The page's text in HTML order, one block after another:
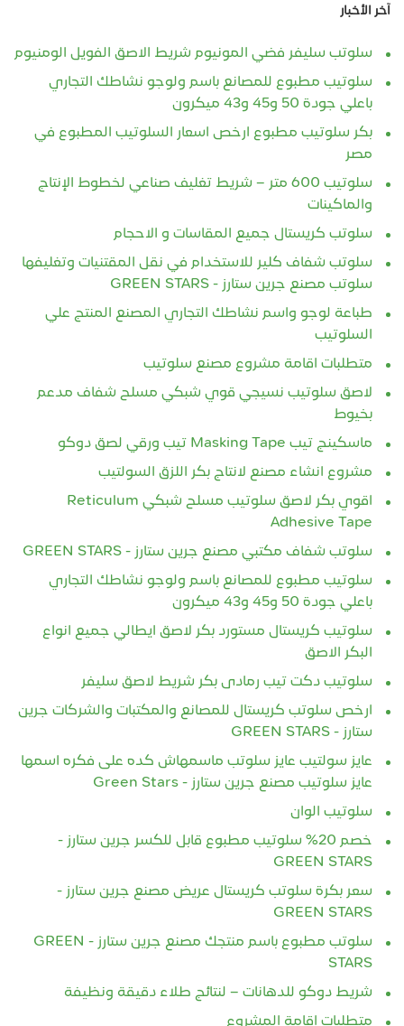
آخر الأخبار
سلوتب سليفر فضي المونيوم شريط الاصق الفويل الومنيوم
سلوتيب مطبوع للمصانع باسم ولوجو نشاطك التجاري
باعلي جودة 50 و45 و43 ميكرون
بكر سلوتيب مطبوع ارخص اسعار السلوتيب المطبوع في
مصر
سلوتيب 600 متر – شريط تغليف صناعي لخطوط الإنتاج
والماكينات
سلوتب كريستال جميع المقاسات و الاحجام
سلوتب شفاف كلير للاستخدام في نقل المقتنيات وتغليفها
سلوتب مصنع جرين ستارز - GREEN STARS
طباعة لوجو واسم نشاطك التجاري المصنع المنتج علي
السلوتيب
متطلبات اقامة مشروع مصنع سلوتيب
لاصق سلوتيب نسيجي قوي شبكي مسلح شفاف مدعم
بخيوط
ماسكينج تيب Masking Tape تيب ورقي لصق دوكو
مشروع انشاء مصنع لانتاج بكر اللزق السولتيب
اقوي بكر لاصق سلوتيب مسلح شبكي Reticulum
Adhesive Tape
سلوتب شفاف مكتبي مصنع جرين ستارز - GREEN STARS
سلوتيب مطبوع للمصانع باسم ولوجو نشاطك التجاري
باعلي جودة 50 و45 و43 ميكرون
سلوتيب كريستال مستورد بكر لاصق ايطالي جميع انواع
البكر الاصق
سلوتيب دكت تيب رمادى بكر شريط لاصق سليفر
ارخص سلوتب كريستال للمصانع والمكتبات والشركات جرين
ستارز - GREEN STARS
عايز سولتيب عايز سلوتب ماسمهاش كده على فكره اسمها
عايز سلوتيب مصنع جرين ستارز - Green Stars
سلوتيب الوان
خصم 20% سلوتيب مطبوع قابل للكسر جرين ستارز -
GREEN STARS
سعر بكرة سلوتب كريستال عريض مصنع جرين ستارز -
GREEN STARS
سلوتب مطبوع باسم منتجك مصنع جرين ستارز - GREEN
STARS
شريط دوكو للدهانات – لنتائج طلاء دقيقة ونظيفة
متطلبات اقامة المشروع